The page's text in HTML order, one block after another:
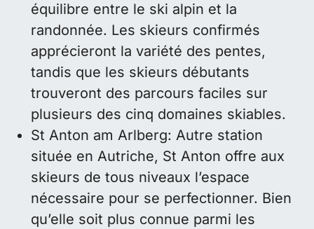
équilibre entre le ski alpin et la
randonnée. Les skieurs confirmés
apprécieront la variété des pentes,
tandis que les skieurs débutants
trouveront des parcours faciles sur
plusieurs des cinq domaines skiables.
St Anton am Arlberg: Autre station
située en Autriche, St Anton offre aux
skieurs de tous niveaux l’espace
nécessaire pour se perfectionner. Bien
qu’elle soit plus connue parmi les